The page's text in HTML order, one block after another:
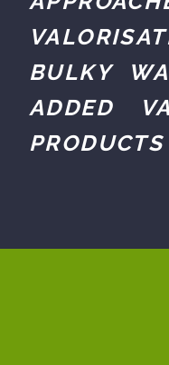
BULKY
ADDED
PRODUCTS